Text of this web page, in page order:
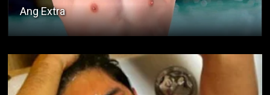
Kwento ni Jomari